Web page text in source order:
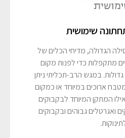
שימושית
הגדולה, מדיחי הכלים של
מתקפלות כדי לפנות מקום
במגש הרב-תכליתי ניתן
ארוכים במיוחד או כמקום
המתקן המיוחד לבקבוקים
ואגרטלים גבוהים ובקבוקים